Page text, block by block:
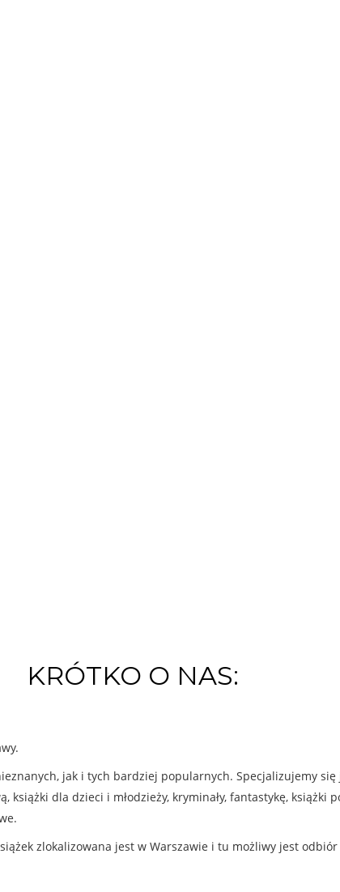
KRÓTKO O NAS:
jak i tych bardziej popularnych. Specjalizujemy
dla dzieci i młodzieży, kryminały, fantastykę,
zlokalizowana jest w Warszawie i tu możliwy jest